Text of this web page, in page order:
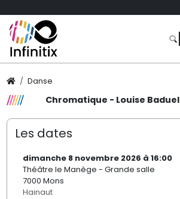
Danse
Chromatique - Louise Baduel
Les dates
dimanche 8 novembre 2026 à 16:00
Théâtre le Manège - Grande salle
7000 Mons
Hainaut